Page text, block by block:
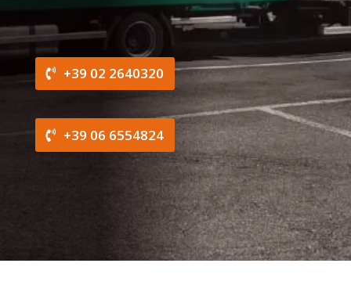
+39 02 2640320
+39 06 6554824